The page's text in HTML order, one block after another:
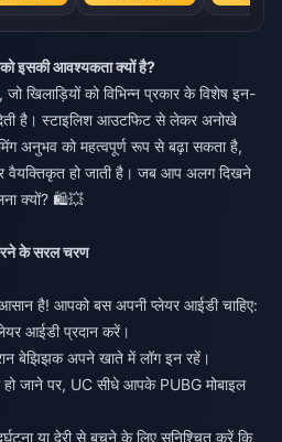
इसकी आवश्यकता क्यों है?
खिलाड़ियों को विभिन्न प्रकार के विशेष इन-
है। स्टाइलिश आउटफिट से लेकर अनोखे
अनुभव को महत्वपूर्ण रूप से बढ़ा सकता है,
हो जाती है। जब आप अलग दिखने
क्यों? 🛍️💥
के सरल चरण
है! आपको बस अपनी प्लेयर आईडी चाहिए:
आईडी प्रदान करें।
बेझिझक अपने खाते में लॉग इन रहें।
हो जाने पर, UC सीधे आपके PUBG मोबाइल
या देरी से बचने के लिए सुनिश्चित करें कि